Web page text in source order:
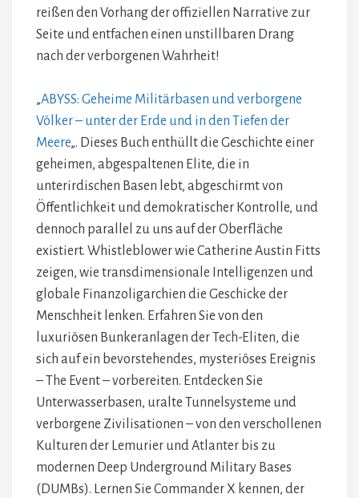
reißen den Vorhang der offiziellen Narrative zur
Seite und entfachen einen unstillbaren Drang
nach der verborgenen Wahrheit!
„ABYSS: Geheime Militärbasen und verborgene
Völker – unter der Erde und in den Tiefen der
Meere„. Dieses Buch enthüllt die Geschichte einer
geheimen, abgespaltenen Elite, die in
unterirdischen Basen lebt, abgeschirmt von
Öffentlichkeit und demokratischer Kontrolle, und
dennoch parallel zu uns auf der Oberfläche
existiert. Whistleblower wie Catherine Austin Fitts
zeigen, wie transdimensionale Intelligenzen und
globale Finanzoligarchien die Geschicke der
Menschheit lenken. Erfahren Sie von den
luxuriösen Bunkeranlagen der Tech-Eliten, die
sich auf ein bevorstehendes, mysteriöses Ereignis
– The Event – vorbereiten. Entdecken Sie
Unterwasserbasen, uralte Tunnelsysteme und
verborgene Zivilisationen – von den verschollenen
Kulturen der Lemurier und Atlanter bis zu
modernen Deep Underground Military Bases
(DUMBs). Lernen Sie Commander X kennen, der